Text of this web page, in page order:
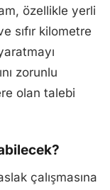
özellikle yerli
sıfır kilometre
zorunlu
olan talebi
çalışmasına